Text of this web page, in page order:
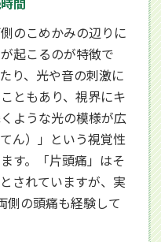
のこめかみの辺りに
起こるのが特徴で
り、光や音の刺激に
ともあり、視界にキ
ような光の模様が広
ん）」という視覚性
す。「片頭痛」はそ
されていますが、実
側の頭痛も経験して